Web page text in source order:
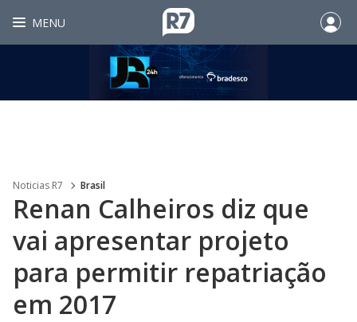
MENU
Noticias R7 Brasil
Renan Calheiros diz que
vai apresentar projeto
para permitir repatriação
em 2017